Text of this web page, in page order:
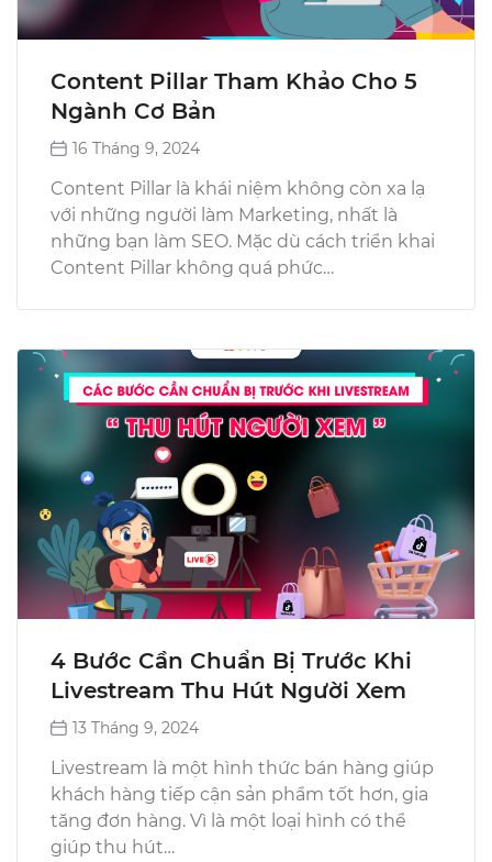
Content Pillar Tham Khảo Cho 5
Ngành Cơ Bản
16 Tháng 9, 2024
Content Pillar là khái niệm không còn xa lạ
với những người làm Marketing, nhất là
những bạn làm SEO. Mặc dù cách triển khai
Content Pillar không quá phức…
4 Bước Cần Chuẩn Bị Trước Khi
Livestream Thu Hút Người Xem
13 Tháng 9, 2024
Livestream là một hình thức bán hàng giúp
khách hàng tiếp cận sản phẩm tốt hơn, gia
tăng đơn hàng. Vì là một loại hình có thể
giúp thu hút…